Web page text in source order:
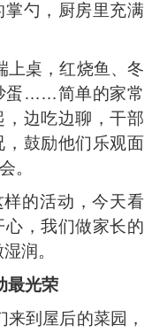
勺，厨房里充满
上桌，红烧鱼、冬
蛋……简单的家常
边吃边聊，干部
鼓励他们乐观面
。
的活动，今天看
，我们做家长的
润。
最光荣
到屋后的菜园，